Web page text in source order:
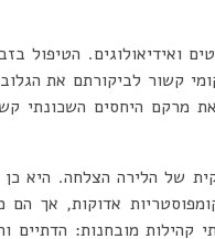
ואידיאולוגים. הטיפול
קשור לביקורתם את
מרקם היחסים השכונתי
של הלירה הצלחה. היא כן
אדוקות, אך הם
קהילות מובחנות: הדתיים